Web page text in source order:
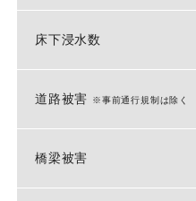
床下浸水数
道路被害 ※事前通行規制は除く
橋梁被害